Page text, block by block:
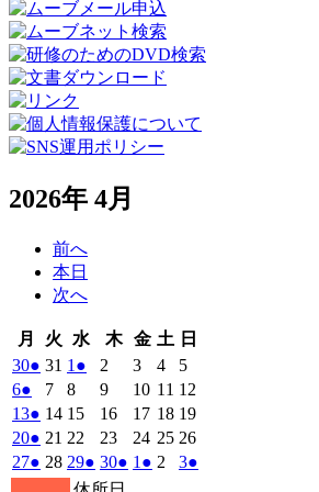
2026年 4月
前へ
本日
次へ
月
月
曜
日
火 火
曜
日
水
曜
日
木木
曜
日
金金
曜
日
土 土
曜
日
日
302026
年
3
月
30
日
● (1
件
の
イ
ベ
ン
31 2026
年
3
月
31
日
1 2026
4
月
1
日
●
件
の
イ
ベ
ン
2 2026
年
4
月
2
日
32026
年
4
月
3
日
42026
年
4
月
4
日
52026
年
4
月
5
日
62026
年
4
月
6
●
件
の
イ
ベ
72026
年
4
月
7
82026
年
4
月
8
92026
年
4
月
9
102026
年
月
10
11 2026
年
4
月
11
12
年
12
132026
年
4
月
● (1
件
の
イ
142026
年
4
月
152026
4
月
162026
4
月
172026
年
月
182026
年
4
月
192026
年
月
202026
年
4
● (1
件
の
21 2026
年
4
22 2026
年
4
232026
年
4
242026
年
252026
年
262026
年
272026
年
● (1
件
282026
年
292026
年
● (1
件
302026
年
● (11 2026
● (1
2 2026
32026
●